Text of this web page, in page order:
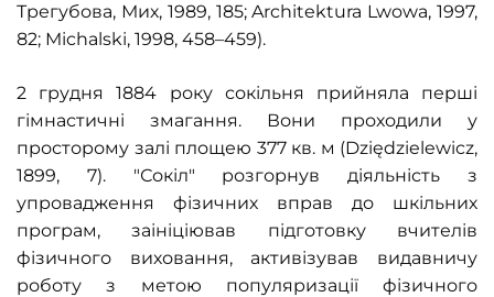
Трегубова, Мих, 1989, 185;Architektura Lwowa, 1997,
82; Michalski, 1998, 458–459).
2 грудня 1884 року сокільня прийняла перші
гімнастичні змагання. Вони проходили у
просторому залі площею 377 кв. м (Dziędzielewicz,
1899, 7). "Сокіл" розгорнув діяльність з
упровадження фізичних вправ до шкільних
програм, заініціював підготовку вчителів
фізичного виховання, активізував видавничу
роботу з метою популяризації фізичного